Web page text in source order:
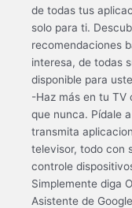
de todas tus
solo para ti.
recomendaciones
interesa, de todas
disponible para
-Haz más en tu TV
que nunca. Pídale
transmita
televisor, todo con
controle
Simplemente diga
Asistente de